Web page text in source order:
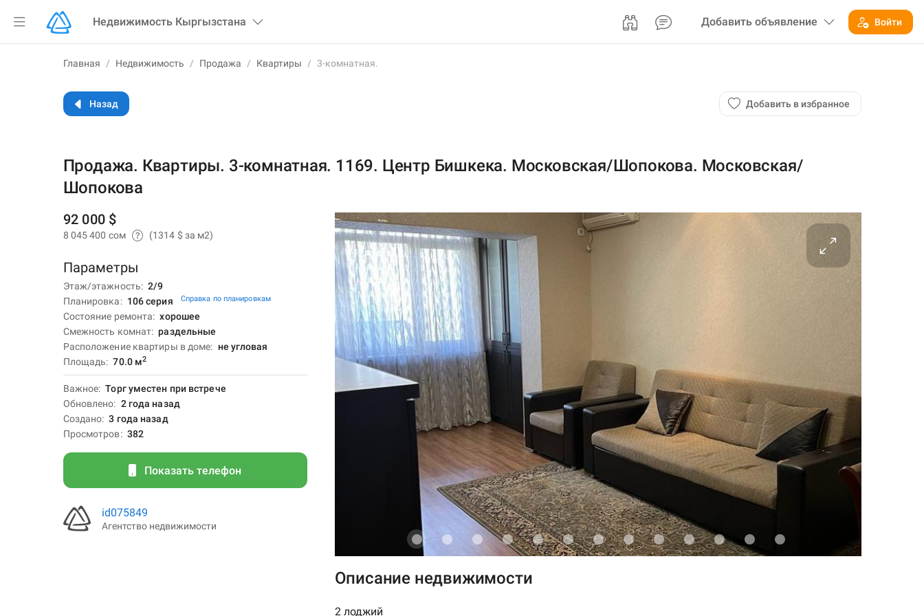
Недвижимость Кыргызстана Добавить объявление Войти
Главная / Недвижимость / Продажа / Квартиры / 3-комнатная.
Назад Добавить в избранное
Продажа. Квартиры. 3-комнатная. 1169. Центр Бишкека. Московская/Шопокова. Московская/
Шопокова
92 000 $
8 045 400 сом (1314 $ за м2)
Параметры
Этаж/этажность
2/9
Планировка
106 серия Справка по планировкам
Состояние ремонта
хорошее
Смежность комнат
раздельные
Расположение квартиры в доме
не угловая
Площадь
70.0 м2
Важное
Торг уместен при встрече
Обновлено
2 года назад
Создано
3 года назад
Просмотров
382
Показать телефон
id075849
Агентство недвижимости
Описание недвижимости
2 лоджий